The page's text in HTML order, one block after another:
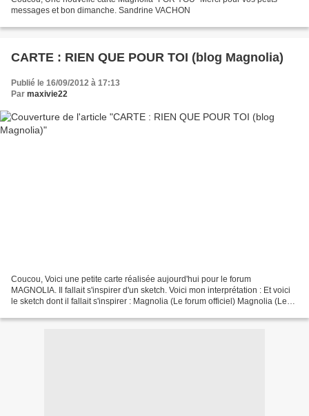
messages et bon dimanche. Sandrine VACHON
CARTE : RIEN QUE POUR TOI (blog Magnolia)
Publié le 16/09/2012 à 17:13
Par maxivie22
Coucou, Voici une petite carte réalisée aujourd'hui pour le forum
MAGNOLIA. Il fallait s'inspirer d'un sketch. Voici mon interprétation : Et voici
le sketch dont il fallait s'inspirer : Magnolia (Le forum officiel) Magnolia (Le